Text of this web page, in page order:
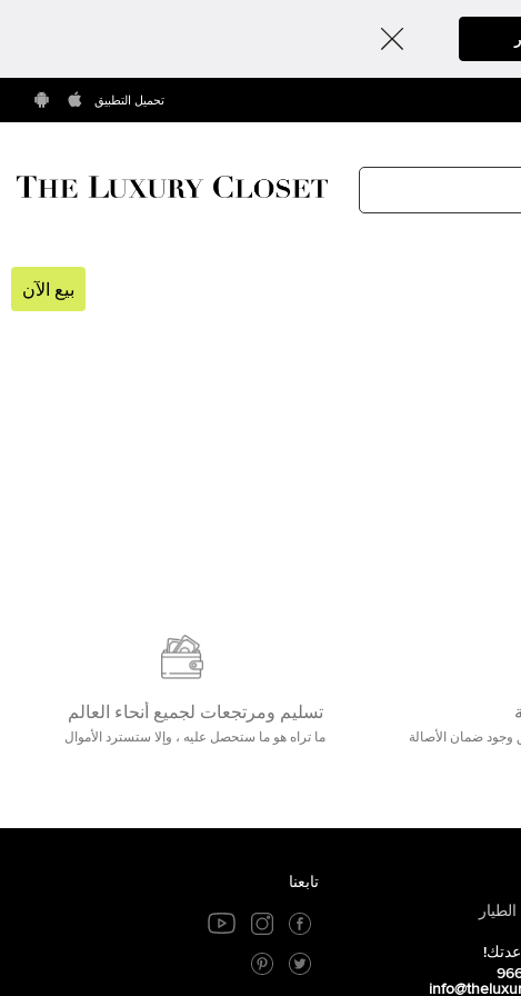
تحميل التطبيق
بيع الآن
وآمنة مع 25000+ خلق وجود ضمان الأصالة
تسليم ومرتجعات لجميع أنحاء العالم
ما تراه هو ما ستحصل عليه ، وإلا ستسترد الأموال
تابعنا